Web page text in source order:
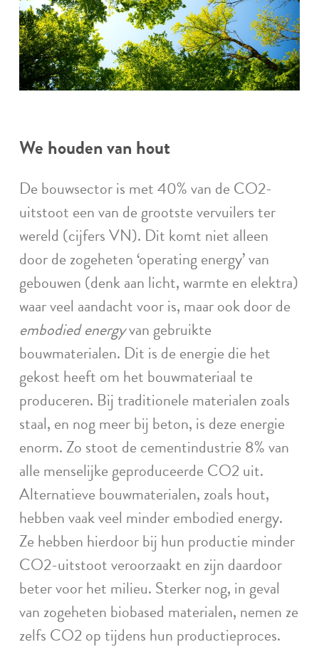
We houden van hout
De bouwsector is met 40% van de CO2-
uitstoot een van de grootste vervuilers ter
wereld (cijfers VN). Dit komt niet alleen
door de zogeheten ‘operating energy’ van
gebouwen (denk aan licht, warmte en elektra)
waar veel aandacht voor is, maar ook door de
embodied energyvan gebruikte
bouwmaterialen. Dit is de energie die het
gekost heeft om het bouwmateriaal te
produceren. Bij traditionele materialen zoals
staal, en nog meer bij beton, is deze energie
enorm. Zo stoot de cementindustrie 8% van
alle menselijke geproduceerde CO2 uit.
Alternatieve bouwmaterialen, zoals hout,
hebben vaak veel minder embodied energy.
Ze hebben hierdoor bij hun productie minder
CO2-uitstoot veroorzaakt en zijn daardoor
beter voor het milieu. Sterker nog, in geval
van zogeheten biobased materialen, nemen ze
zelfs CO2 op tijdens hun productieproces.